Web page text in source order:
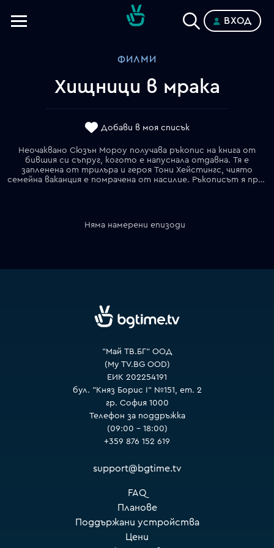
ВХОД
ФИЛМИ
Хищници в мрака
Добави в моя списък
Неочаквано Сюзън Мороу получава ръкопис на книга от
бившия си съпруг, когото е напуснала отдавна. Тя е
запленена от трилъра и героя Тони Хейстингс, чиято
семейна ваканция е помрачена от насилие. Ръкописът я принуждава да преосмисли бившата си връзка.
Няма намерени епизоди
"Май ТВ.БГ" ООД
(My TV.BG OOD)
ЕИК 202254191
бул. "Княз Борис I" №151, ет. 2
гр. София 1000
Телефон за поддръжка
(09:00 – 18:00)
+359 876 152 619
support@bgtime.tv
FAQ
Планове
Поддържани устройства
Цени